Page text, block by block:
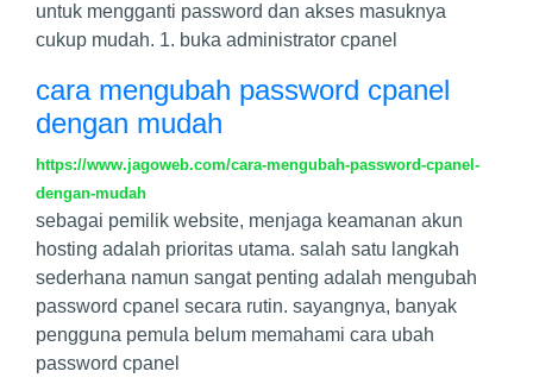
untuk mengganti password dan akses masuknya
cukup mudah. 1. buka administrator cpanel
cara mengubah password cpanel
dengan mudah
https://www.jagoweb.com/cara-mengubah-password-cpanel-
dengan-mudah
sebagai pemilik website, menjaga keamanan akun
hosting adalah prioritas utama. salah satu langkah
sederhana namun sangat penting adalah mengubah
password cpanel secara rutin. sayangnya, banyak
pengguna pemula belum memahami cara ubah
password cpanel